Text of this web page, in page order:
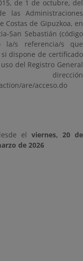
de 1 de octubre, del
las Administraciones
Costas de Gipuzkoa, en
San Sebastián (código
la/s referencia/s que
dispone de certificado
del Registro General
are/acceso.do
el viernes, 20 de
de 2026